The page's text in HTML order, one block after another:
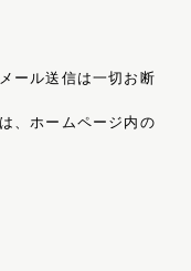
ール送信は一切お断
、ホームページ内の